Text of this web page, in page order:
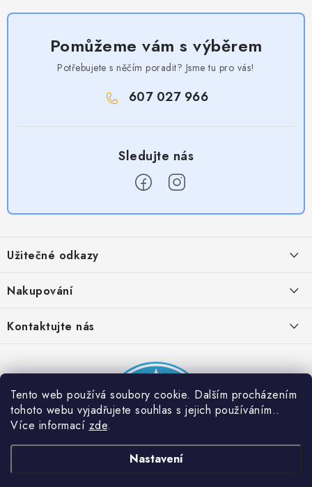
Tento web používá soubory cookie. Dalším procházením
tohoto webu vyjadřujete souhlas s jejich používáním..
Více informací zde.
Nastavení
Pomůžeme vám s výběrem
Potřebujete s něčím poradit? Jsme tu pro vás!
607 027 966
p
a
Užitečné odkazy
Obchodní podmínky
Provizní systém
Partner stránek: Super plecháček
Nakupování
Časté otázky
Podmínky akce 2 + 1 zdarma
Kontaktujte nás